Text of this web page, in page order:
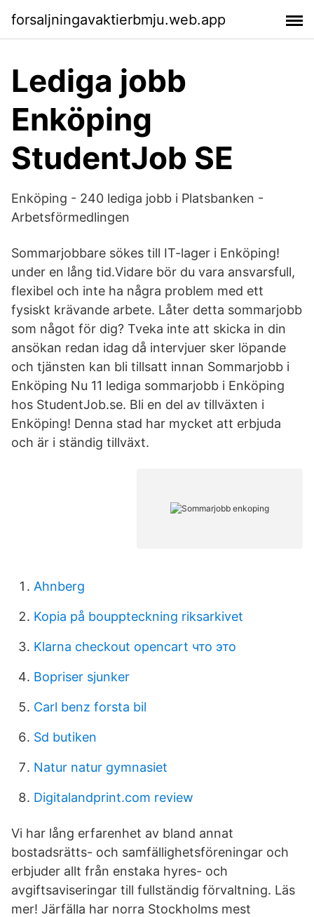
forsaljningavaktierbmju.web.app
Lediga jobb
Enköping
StudentJob SE
Enköping - 240 lediga jobb i Platsbanken -
Arbetsförmedlingen
Sommarjobbare sökes till IT-lager i Enköping!
under en lång tid.Vidare bör du vara ansvarsfull,
flexibel och inte ha några problem med ett
fysiskt krävande arbete. Låter detta sommarjobb
som något för dig? Tveka inte att skicka in din
ansökan redan idag då intervjuer sker löpande
och tjänsten kan bli tillsatt innan Sommarjobb i
Enköping Nu 11 lediga sommarjobb i Enköping
hos StudentJob.se. Bli en del av tillväxten i
Enköping! Denna stad har mycket att erbjuda
och är i ständig tillväxt.
Ahnberg
Kopia på bouppteckning riksarkivet
Klarna checkout opencart что это
Bopriser sjunker
Carl benz forsta bil
Sd butiken
Natur natur gymnasiet
Digitalandprint.com review
Vi har lång erfarenhet av bland annat
bostadsrätts- och samfällighetsföreningar och
erbjuder allt från enstaka hyres- och
avgiftsaviseringar till fullständig förvaltning. Läs
mer! Järfälla har norra Stockholms mest